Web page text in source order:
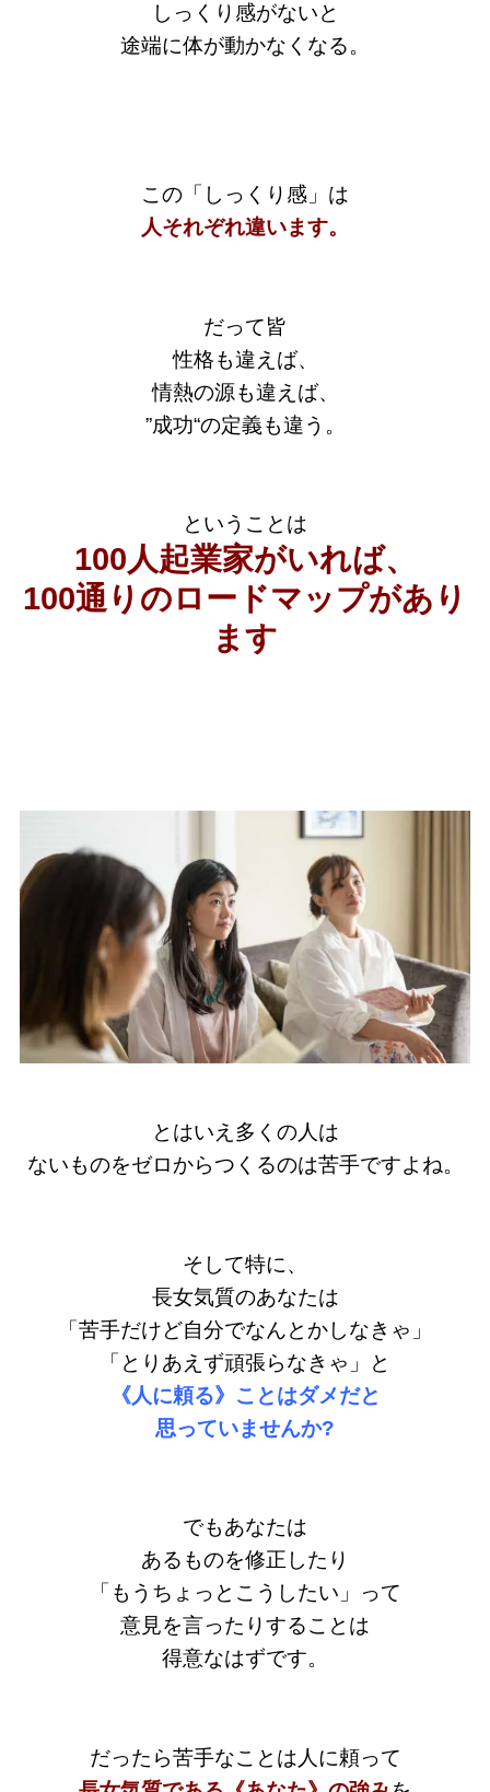
しっくり感がないと
途端に体が動かなくなる。
この「しっくり感」は
人それぞれ違います。
だって皆
性格も違えば、
情熱の源も違えば、
”成功“の定義も違う。
ということは
100人起業家がいれば、
100通りのロードマップがあり
ます
とはいえ多くの人は
ないものをゼロからつくるのは苦手ですよね。
そして特に、
⻑女気質のあなたは
「苦手だけど自分でなんとかしなきゃ」
「とりあえず頑張らなきゃ」と
《人に頼る》ことはダメだと
思っていませんか?
でもあなたは
あるものを修正したり
「もうちょっとこうしたい」って
意見を言ったりすることは
得意なはずです。
だったら苦手なことは人に頼って